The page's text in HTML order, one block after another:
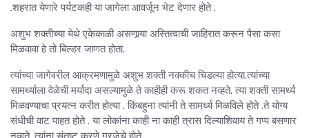
.शहरात येणारे पर्यटकही या जागेला आवर्जून भेट देणार होते .
अशुभ शक्तीच्या येथे एकेकाळी असणार्‍या अस्तित्वाची जाहिरात करून पैसा कसा
मिळवावा हे तो बिल्डर जाणत होता.
त्यांच्या जागेवरील आक्रमणामुळे अशुभ शक्ती नक्कीच चिडल्या होत्या.त्यांच्या
सामर्थ्याला वेळेची मर्यादा असल्यामुळे ते काहीही करू शकत नव्हते. त्या शक्ती सामर्थ्य
मिळवण्याचा प्रयत्न करीत होत्या . किंबहुना त्यांनी ते सामर्थ्य मिळविले होते .ते योग्य
संधीची वाट पाहत होते . या लोकांना काही ना काही त्रास दिल्याशिवाय ते गप्प बसणार